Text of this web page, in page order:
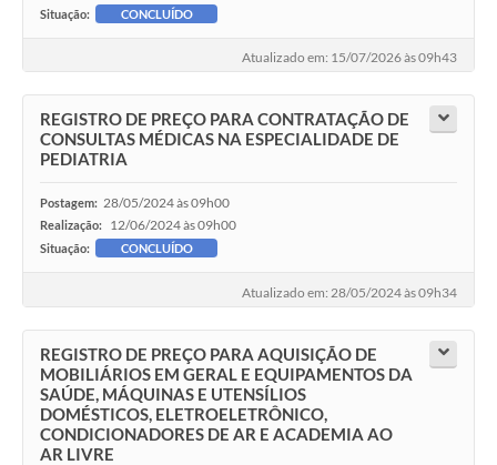
Situação: CONCLUÍDO
Atualizado em: 15/07/2026 às 09h43
REGISTRO DE PREÇO PARA CONTRATAÇÃO DE
CONSULTAS MÉDICAS NA ESPECIALIDADE DE
PEDIATRIA
Postagem: 28/05/2024 às 09h00
Realização: 12/06/2024 às 09h00
Situação: CONCLUÍDO
Atualizado em: 28/05/2024 às 09h34
REGISTRO DE PREÇO PARA AQUISIÇÃO DE
MOBILIÁRIOS EM GERAL E EQUIPAMENTOS DA
SAÚDE, MÁQUINAS E UTENSÍLIOS
DOMÉSTICOS, ELETROELETRÔNICO,
CONDICIONADORES DE AR E ACADEMIA AO
AR LIVRE